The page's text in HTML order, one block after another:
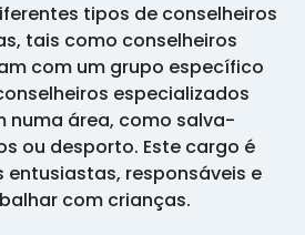
tipos de conselheiros
tais como conselheiros
com um grupo específico
especializados
numa área, como salva-
ou desporto. Este cargo é
entusiastas, responsáveis e
com crianças.